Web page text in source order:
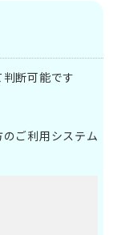
断可能です
ご利用システム